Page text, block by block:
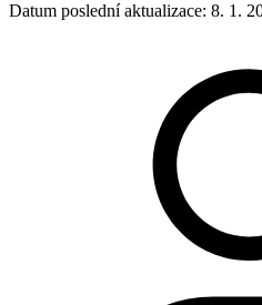
Datum poslední aktualizace: 8. 1.